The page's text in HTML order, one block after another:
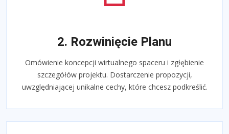
2. Rozwinięcie Planu
Omówienie koncepcji wirtualnego spaceru i zgłębienie
szczegółów projektu. Dostarczenie propozycji,
uwzględniającej unikalne cechy, które chcesz podkreślić.